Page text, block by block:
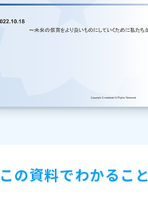
この資料でわかること